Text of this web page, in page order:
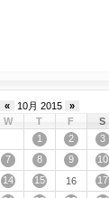
« 10月 2015
»
W T F S
1
2 3
7 8 9 10
14 15 16 17